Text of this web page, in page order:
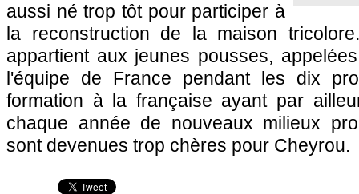
aussi né trop tôt pour participer à
la reconstruction de la maison
appartient aux jeunes pousses,
l'équipe de France pendant les dix
formation à la française ayant par
chaque année de nouveaux milieux
sont devenues trop chères pour Cheyrou.